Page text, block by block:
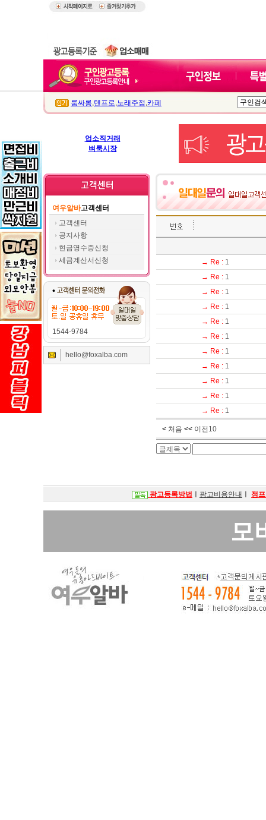
룸싸롱,텐프로,노래주점 ,카페
업소직거래
벼룩시장
여우알바고객센터
고객센터
공지사항
현금영수증신청
세금계산서신청
1544-9784
hello@foxalba.com
→ Re : 1
→ Re : 1
→ Re : 1
→ Re : 1
→ Re : 1
→ Re : 1
→ Re : 1
→ Re : 1
→ Re : 1
→ Re : 1
→ Re : 1
< 처음 << 이전10
광고등록방법 광고비용안내 점
모